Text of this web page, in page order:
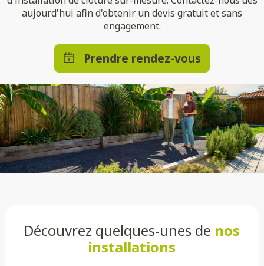
aujourd'hui afin d'obtenir un devis gratuit et sans
engagement.
Prendre rendez-vous
Découvrez quelques-unes de nos
installations